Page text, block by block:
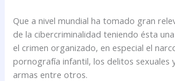
Que a nivel mundial ha tomado gran
de la cibercriminalidad teniendo ésta
el crimen organizado, en especial el
pornografía infantil, los delitos sexuales
armas entre otros.